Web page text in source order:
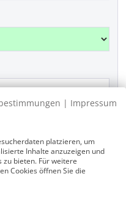
gewünschten
| Impressum
platzieren, um
Inhalte anzuzeigen und
zu bieten. Für weitere
Cookies öffnen Sie die